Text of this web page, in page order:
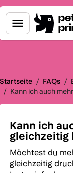
Startseite / FAQs /
/ Kann ich auch
Kann ich
gleichzeitig
Möchtest du
gleichzeitig